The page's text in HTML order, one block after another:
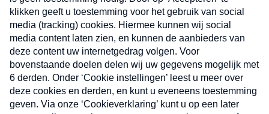
Nieuwsbrief